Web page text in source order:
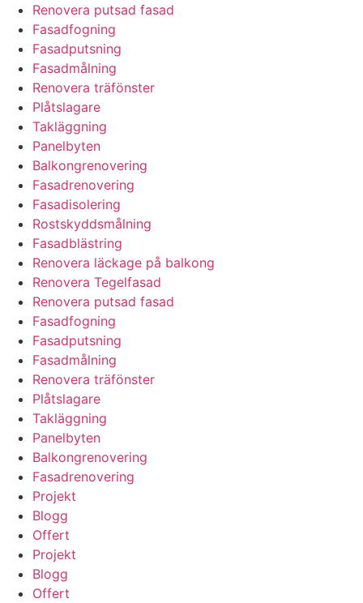
Renovera putsad fasad
Fasadfogning
Fasadputsning
Fasadmålning
Renovera träfönster
Plåtslagare
Takläggning
Panelbyten
Balkongrenovering
Fasadrenovering
Fasadisolering
Rostskyddsmålning
Fasadblästring
Renovera läckage på balkong
Renovera Tegelfasad
Renovera putsad fasad
Fasadfogning
Fasadputsning
Fasadmålning
Renovera träfönster
Plåtslagare
Takläggning
Panelbyten
Balkongrenovering
Fasadrenovering
Projekt
Blogg
Offert
Projekt
Blogg
Offert